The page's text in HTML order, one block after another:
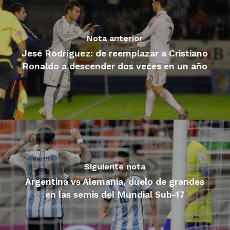
Nota anterior
Jesé Rodríguez: de reemplazar a Cristiano
Ronaldo a descender dos veces en un año
Siguiente nota
Argentina vs Alemania, duelo de grandes
en las semis del Mundial Sub-17